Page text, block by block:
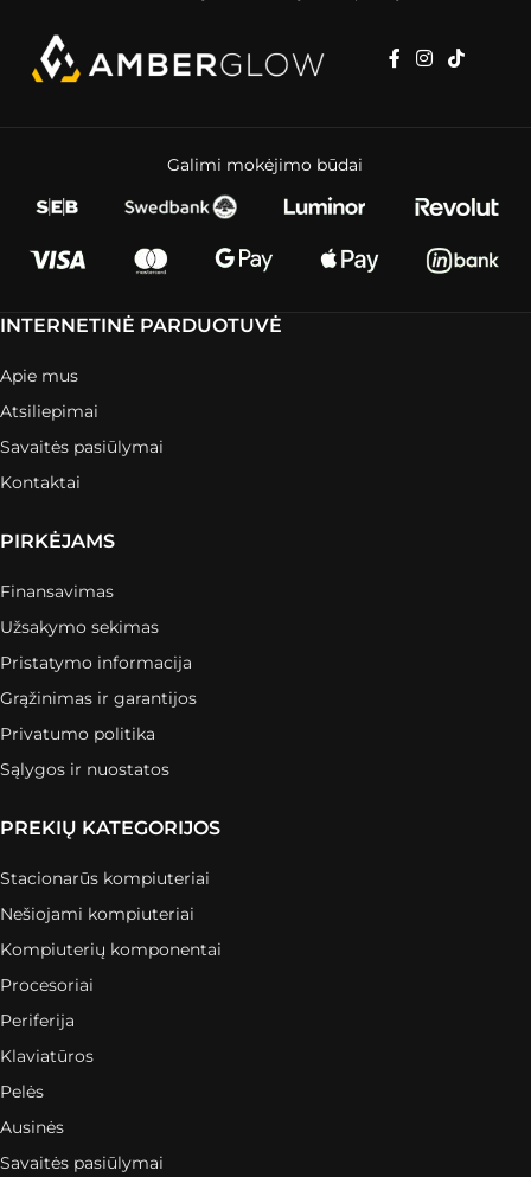
Galimi mokėjimo būdai
INTERNETINĖ PARDUOTUVĖ
Apie mus
Atsiliepimai
Savaitės pasiūlymai
Kontaktai
PIRKĖJAMS
Finansavimas
Užsakymo sekimas
Pristatymo informacija
Grąžinimas ir garantijos
Privatumo politika
Sąlygos ir nuostatos
PREKIŲ KATEGORIJOS
Stacionarūs kompiuteriai
Nešiojami kompiuteriai
Kompiuterių komponentai
Procesoriai
Periferija
Klaviatūros
Pelės
Ausinės
Savaitės pasiūlymai